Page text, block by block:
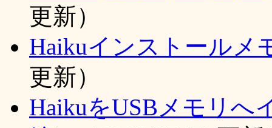
更新）
Haikuインストールメ
更新）
HaikuをUSBメモリへ